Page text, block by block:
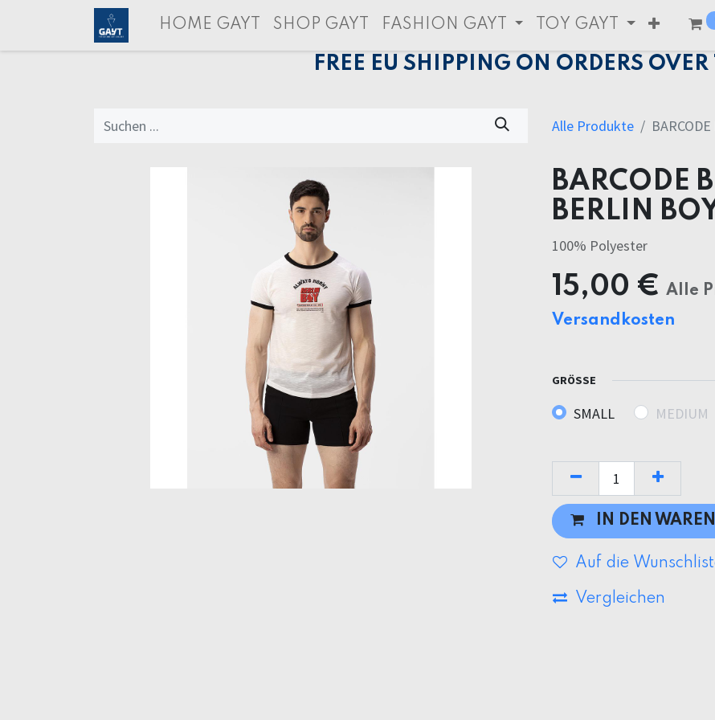
HOME GAYT SHOP GAYT FASHION GAYT TOY GAYT
FREE EU SHIPPING ON ORDERS
Alle Produkte
BARCODE
BERLIN
100% Polyester
15,00 € Alle
Versandkosten
GRÖSSE
SMALL MEDIUM
IN DEN
Auf die
Vergleichen